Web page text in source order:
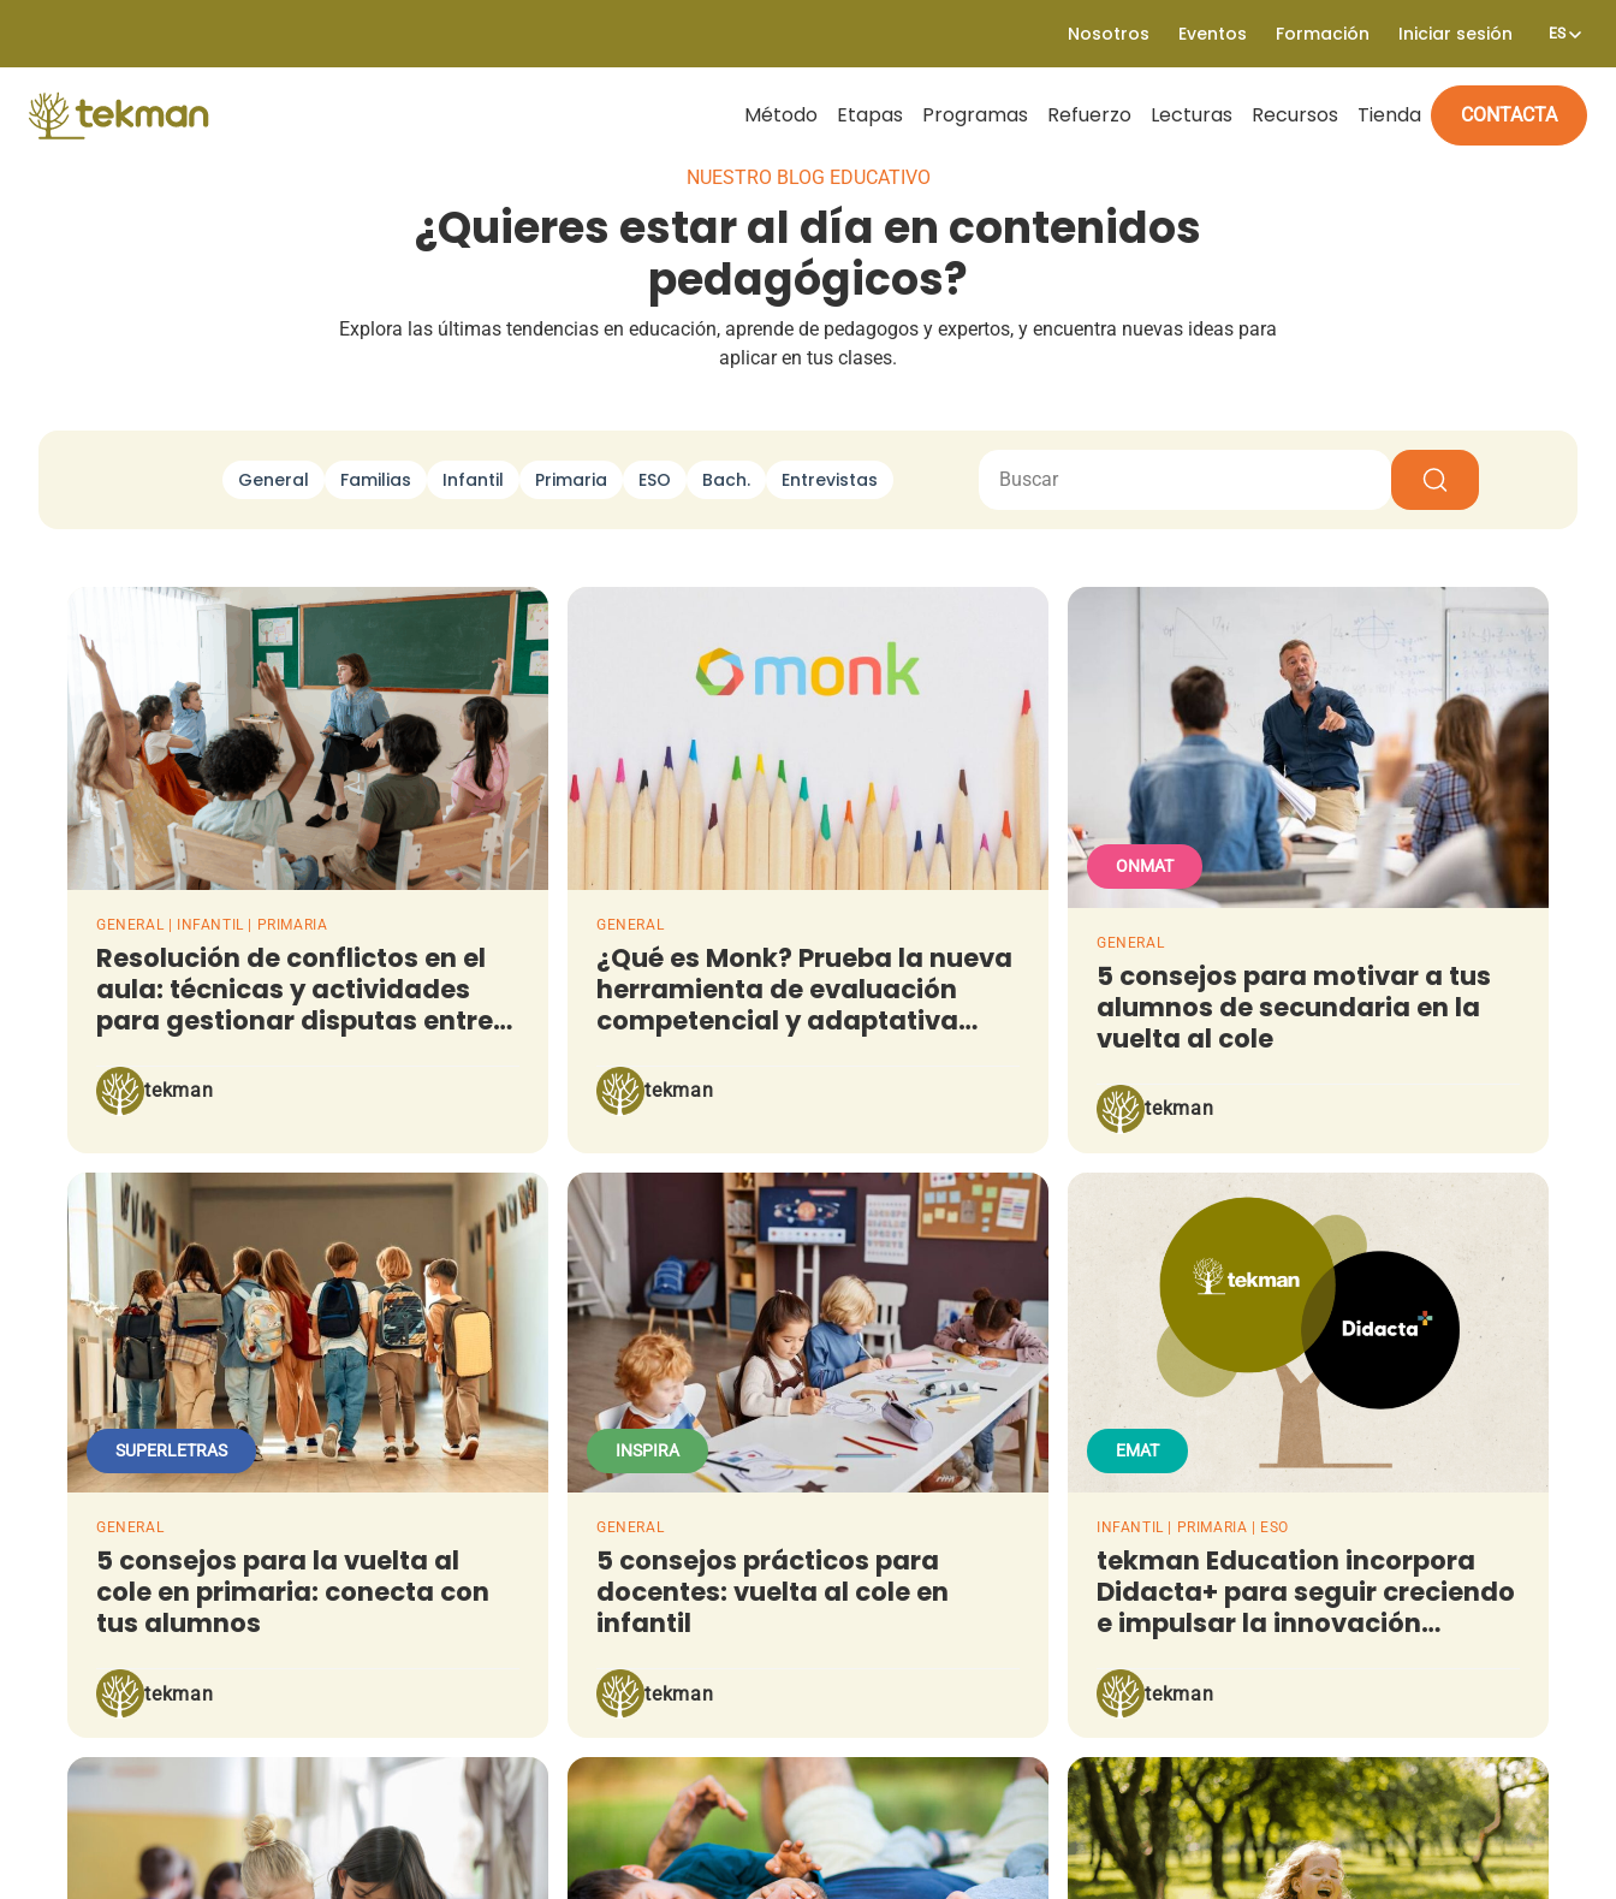
content
Nosotros Eventos Formación Iniciar sesión ES
Método Etapas Programas Refuerzo Lecturas Recursos Tienda CONTACTA
NUESTRO BLOG EDUCATIVO
¿Quieres estar al día en contenidos
pedagógicos?
Explora las últimas tendencias en educación, aprende de pedagogos y expertos, y encuentra nuevas ideas para
aplicar en tus clases.
General Familias Infantil Primaria ESO Bach. Entrevistas
GENERAL | INFANTIL | PRIMARIA
Resolución de conflictos en el
aula: técnicas y actividades
para gestionar disputas entre
tekman
GENERAL
¿Qué es Monk? Prueba la nueva
herramienta de evaluación
competencial y adaptativa
tekman
ONMAT
GENERAL
5 consejos para motivar a tus
alumnos de secundaria en la
vuelta al cole
tekman
SUPERLETRAS
GENERAL
5 consejos para la vuelta al
cole en primaria: conecta con
tus alumnos
tekman
INSPIRA
GENERAL
5 consejos prácticos para
docentes: vuelta al cole en
infantil
tekman
EMAT
INFANTIL | PRIMARIA | ESO
tekman Education incorpora
Didacta+ para seguir creciendo
e impulsar la innovación
tekman